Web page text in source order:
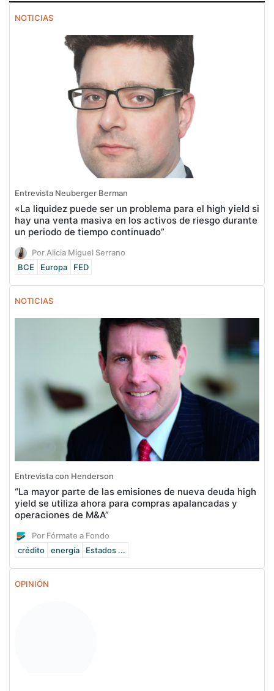
NOTICIAS
Entrevista Neuberger Berman
«La liquidez puede ser un problema para el high yield si
hay una venta masiva en los activos de riesgo durante
un periodo de tiempo continuado”
Por Alicia Miguel Serrano
BCE
Europa FED
NOTICIAS
Entrevista con Henderson
“La mayor parte de las emisiones de nueva deuda high
yield se utiliza ahora para compras apalancadas y
operaciones de M&A”
Por Fórmate a Fondo
crédito
energía Estados ...
OPINIÓN